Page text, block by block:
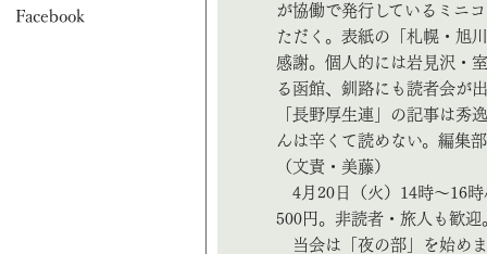
が協働で発行しているミニ
ただく。表紙の「札幌・旭
感謝。個人的には岩見沢・
る函館、釧路にも読者会が
「長野厚生連」の記事は
んは辛くて読めない。編集
（文責・美藤）
4月20日（火）14時～16時
500円。非読者・旅人も歓迎
当会は「夜の部」を始めま